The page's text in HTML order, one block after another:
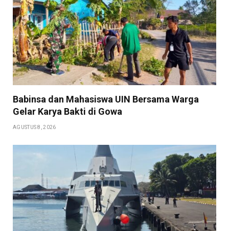
Babinsa dan Mahasiswa UIN Bersama Warga
Gelar Karya Bakti di Gowa
AGUSTUS 8, 2026